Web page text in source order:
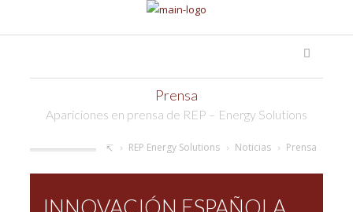
Prensa
Apariciones en prensa de REP – Energy Solutions
REP Energy Solutions Noticias Prensa